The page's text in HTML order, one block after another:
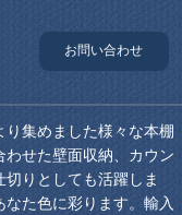
お問い合わせ
集めました様々な本棚
せた壁面収納、カウン
りとしても活躍しま
た色に彩ります。輸入